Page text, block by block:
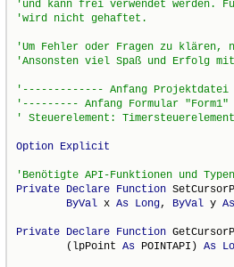
Option Explicit
Private Declare Function
ByVal x As Long, ByVal y As
Private Declare Function
        (lpPoint
As POINTAPI) As